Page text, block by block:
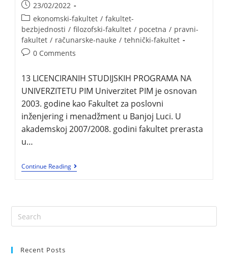
23/02/2022
ekonomski-fakultet / fakultet-
bezbjednosti / filozofski-fakultet / pocetna / pravni-
fakultet / računarske-nauke / tehnički-fakultet
0 Comments
13 LICENCIRANIH STUDIJSKIH PROGRAMA NA
UNIVERZITETU PIM Univerzitet PIM je osnovan
2003. godine kao Fakultet za poslovni
inženjering i menadžment u Banjoj Luci. U
akademskoj 2007/2008. godini fakultet prerasta
u…
Continue Reading
Recent Posts